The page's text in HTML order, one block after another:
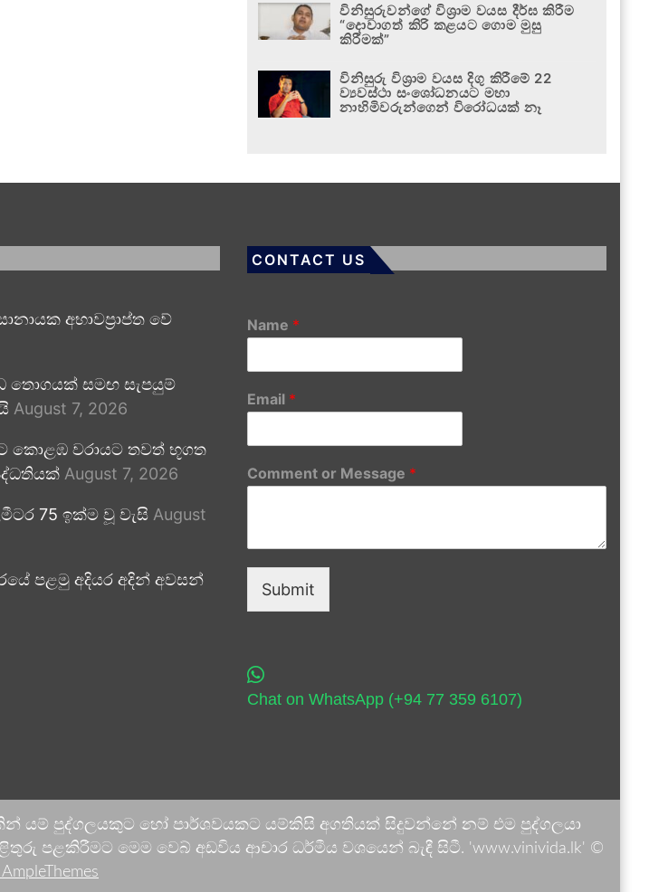
විනිසුරුවන්ගේ විශ්‍රාම වයස දීර්ඝ කිරීම
“දොවාගත් කිරි කළයට ගොම මුසු
කිරීමක්”
විනිසුරු විශ්‍රාම වයස දිගු කිරීමේ 22
ව්‍යවස්ථා සංශෝධනයට මහා
නාහිමිවරුන්ගෙන් විරෝධයක් නෑ
අභාවප්‍රාප්ත වේ
තොගයක් සමඟ සැපයුම්
August 7, 2026
කොළඹ වරායට තවත් භූගත
August 7, 2026
75 ඉක්ම වූ වැසි August
පළමු අදියර අදින් අවසන්
CONTACT US
Name *
Email *
Comment or Message *
Submit
Chat on WhatsApp (+94 77 359 6107)
යම් පුද්ගලයකුට හෝ පාර්ශවයකට යම්කිසි අගතියක් සිදුවන්නේ නම් එම පුද්ගලයා
මෙම වෙබ් අඩවිය ආචාර ධර්මීය වශයෙන් බැඳී සිටී. 'www.vinivida.lk' ©